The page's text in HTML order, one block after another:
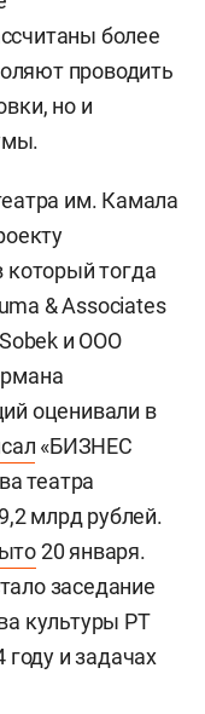
более
проводить
но и
им. Камала
который тогда
& Associates
и ООО
оценивали в
«БИЗНЕС
театра
млрд рублей.
20 января.
заседание
культуры РТ
году и задачах